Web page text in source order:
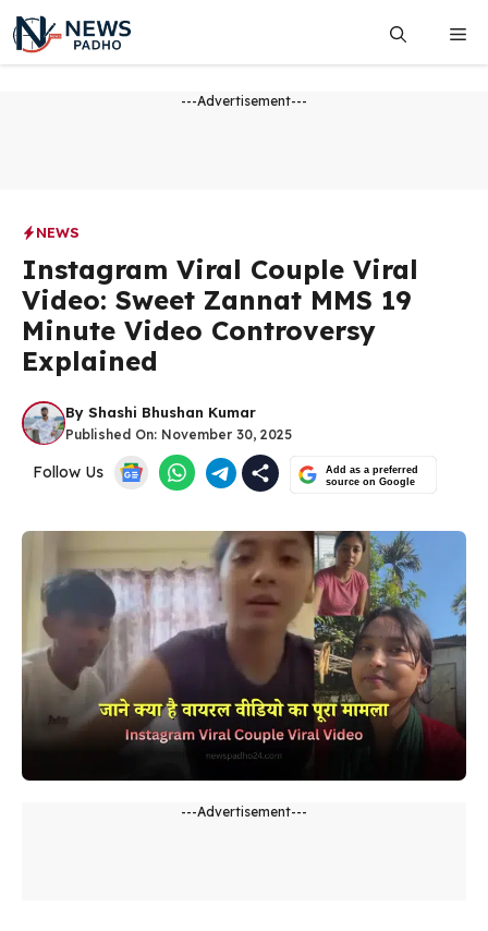
Skip
to
content
---Advertisement---
NEWS
Instagram Viral Couple Viral
Video: Sweet Zannat MMS 19
Minute Video Controversy
Explained
By Shashi Bhushan Kumar
Published On: November 30, 2025
Follow Us
Add as a preferred
source on Google
---Advertisement---